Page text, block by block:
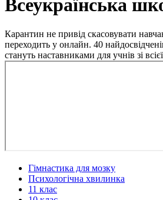
Всеукраїнська
Карантин не привід скасовувати
переходить у онлайн. 40
стануть наставниками для учнів зі
Гімнастика для мозку
Психологічна хвилинка
11 клас